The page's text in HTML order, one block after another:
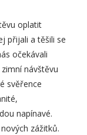
oplatit
přijali a těšili se
očekávali
návštěvu
svěřence
napínavé.
zážitků.